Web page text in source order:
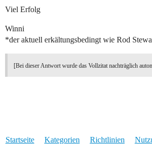
Viel Erfolg
Winni
*der aktuell erkältungsbedingt wie Rod
[Bei dieser Antwort wurde das Vollzitat nachträglich
Startseite Kategorien Richtlinien